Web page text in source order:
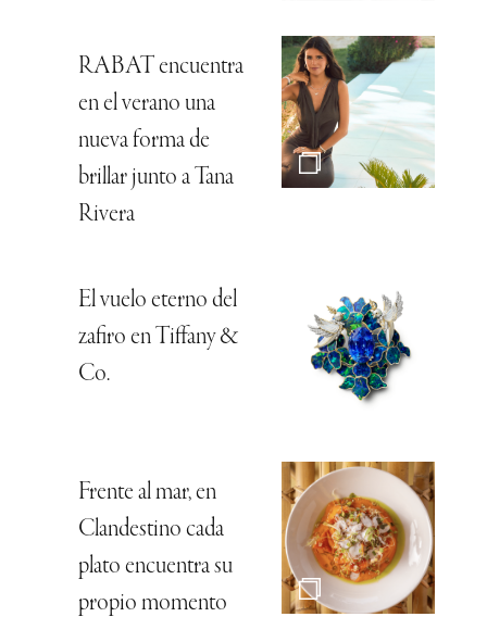
RABAT encuentra
en el verano una
nueva forma de
brillar junto a Tana
Rivera
El vuelo eterno del
zafiro en Tiffany &
Co.
Frente al mar, en
Clandestino cada
plato encuentra su
propio momento